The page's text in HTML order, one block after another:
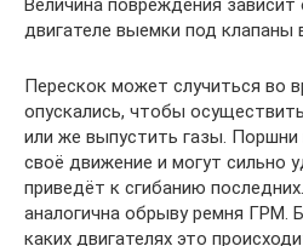
Величина повреждения
двигателе выемки под клапаны
Перескок может случиться во
опускались, чтобы
или же выпустить газы.
своё движение и могут сильно
приведёт к сгибанию
аналогична обрыву ремня ГРМ.
каких двигателях это